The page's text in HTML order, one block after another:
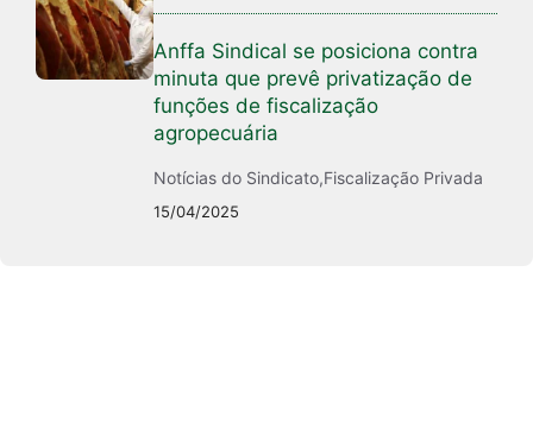
Anffa Sindical se posiciona contra
minuta que prevê privatização de
funções de fiscalização
agropecuária
Notícias do Sindicato,Fiscalização Privada
15/04/2025